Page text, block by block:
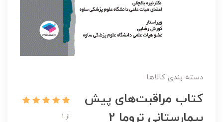
دسته بندی کالاها
کتاب مراقبت‌های پیش
بیمارستانی تروما 2
از 1